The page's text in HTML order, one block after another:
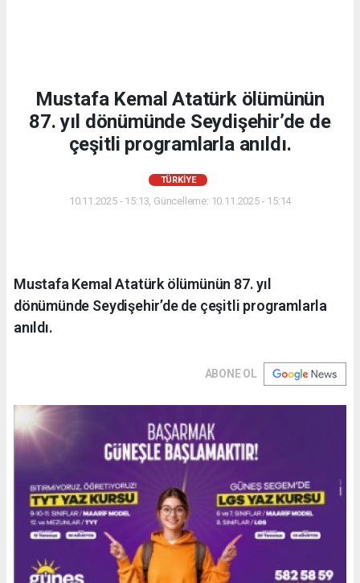
Mustafa Kemal Atatürk ölümünün
87. yıl dönümünde Seydişehir’de de
çeşitli programlarla anıldı.
TÜRKIYE
10.11.2025 - 15:13, Güncelleme: 10.11.2025 - 15:14
Mustafa Kemal Atatürk ölümünün 87. yıl
dönümünde Seydişehir’de de çeşitli programlarla
anıldı.
ABONE OL